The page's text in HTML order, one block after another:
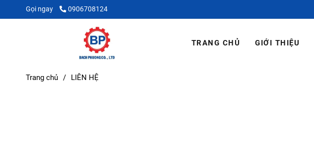
Gọi ngay 0906708124
TRANG CHỦ GIỚI THIỆU
Trang chủ / LIÊN HỆ